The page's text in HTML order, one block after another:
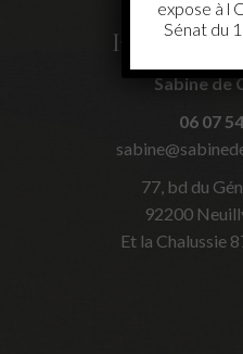
Informations
Sabine de
06 07
77, bd du
92200
Et la Chalussie
expose à l
Sénat du